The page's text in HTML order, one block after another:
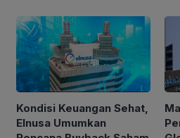
Kondisi Keuangan Sehat,
Elnusa Umumkan